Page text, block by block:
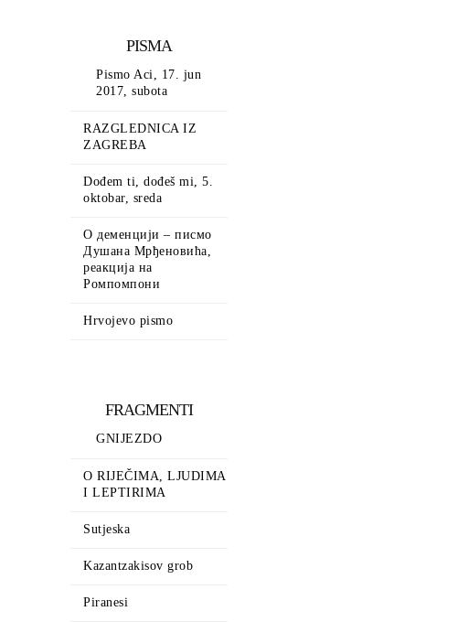
PISMA
Pismo Aci, 17. jun
2017, subota
RAZGLEDNICA IZ
ZAGREBA
Dođem ti, dođeš mi, 5.
oktobar, sreda
О деменцији – писмо
Душана Мрђеновића,
реакција на
Ромпомпони
Hrvojevo pismo
FRAGMENTI
GNIJEZDO
O RIJEČIMA, LJUDIMA
I LEPTIRIMA
Sutjeska
Kazantzakisov grob
Piranesi